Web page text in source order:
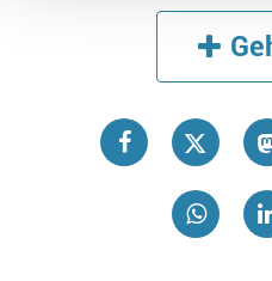
prozesatzen ditugu, zure IP
teknologia erabiliz, cookieak
pertsonalizatuak
neurtzeko, jendeari buruzko
produktuak garatzeko. Zure
erabiltzen dituen hauta